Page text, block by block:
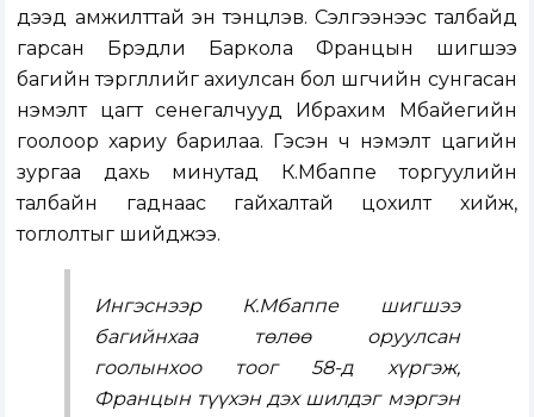
дээд амжилттай эн тэнцүүлэв. Сэлгээнээс талбайд
гарсан Брэдли Баркола Францын шигшээ
багийн тэргүүллийг ахиулсан бол шүүгчийн сунгасан
нэмэлт цагт сенегалчууд Ибрахим Мбайегийн
гоолоор хариу барилаа. Гэсэн ч нэмэлт цагийн
зургаа дахь минутад К.Мбаппе торгуулийн
талбайн гаднаас гайхалтай цохилт хийж,
тоглолтыг шийджээ.
Ингэснээр К.Мбаппе шигшээ
багийнхаа төлөө оруулсан
гоолынхоо тоог 58-д хүргэж,
Францын түүхэн дэх шилдэг мэргэн